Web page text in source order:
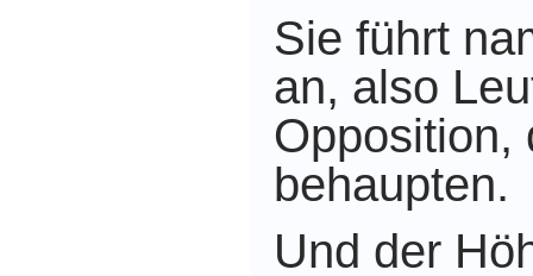
Sie führt
an, also
Opposition,
behaupten.
Und der